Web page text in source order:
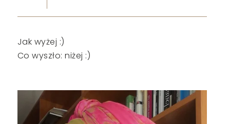
Jak wyżej :)
Co wyszło: niżej :)